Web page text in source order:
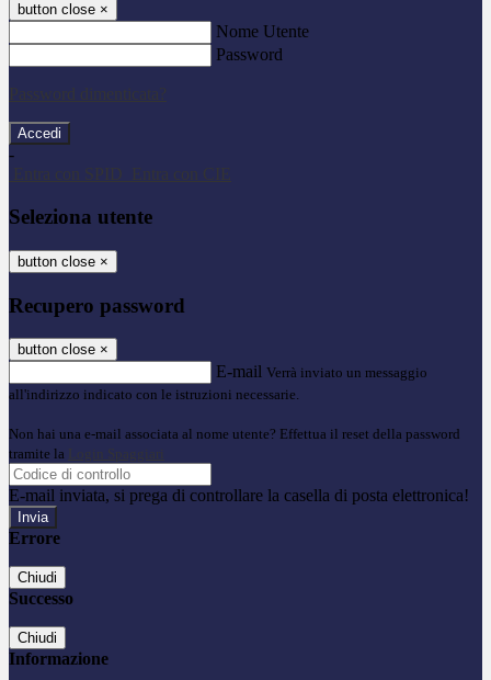
button close ×
Nome Utente
Password
Password dimenticata?
-
Entra con SPID
Entra con CIE
Seleziona utente
button close ×
Recupero password
button close ×
E-mail Verrà inviato un messaggio
all'indirizzo indicato con le istruzioni necessarie.
Non hai una e-mail associata al nome utente? Effettua il reset della password
tramite la Login Spaggiari
E-mail inviata, si prega di controllare la casella di posta elettronica!
Errore
Chiudi
Successo
Chiudi
Informazione